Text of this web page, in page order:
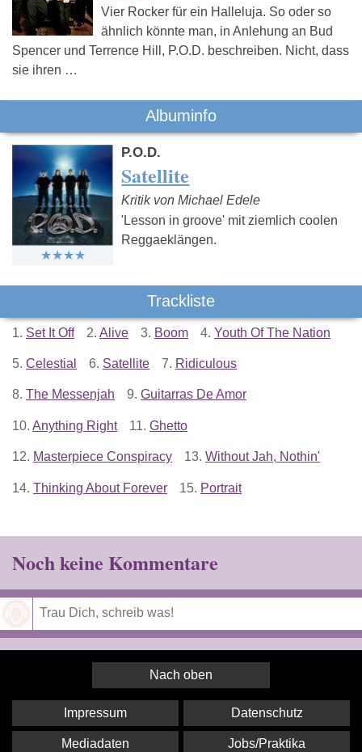
Vier Rocker für ein Halleluja. So oder so
ähnlich könnte man, in Anlehung an Bud
Spencer und Terrence Hill, P.O.D. beschreiben. Nicht, dass
sie ihren …
Albuminfo
P.O.D.
Satellite
Kritik von Michael Edele
'Lesson in groove' mit ziemlich coolen
Reggaeklängen.
Trackliste
1. Set It Off 2. Alive 3. Boom 4. Youth Of The Nation
5. Celestial 6. Satellite 7. Ridiculous
8. The Messenjah 9. Guitarras De Amor
10. Anything Right 11. Ghetto
12. Masterpiece Conspiracy 13. Without Jah, Nothin'
14. Thinking About Forever 15. Portrait
Noch keine Kommentare
Nach oben
Impressum Datenschutz
Mediadaten Jobs/Praktika